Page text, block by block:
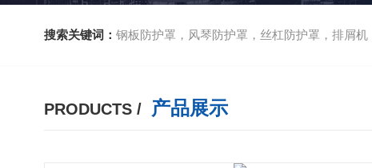
搜索关键词： 钢板防护罩，风琴防护罩，丝杠防护罩，排屑机，尼
PRODUCTS / 产品展示